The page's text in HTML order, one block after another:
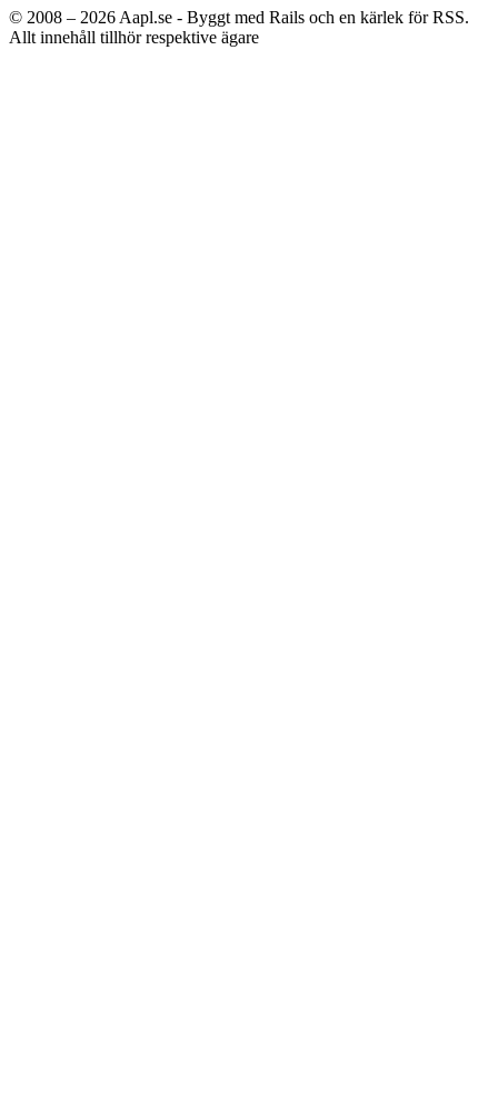
© 2008 – 2026 Aapl.se - Byggt med Rails och en kärlek för RSS.
Allt innehåll tillhör respektive ägare